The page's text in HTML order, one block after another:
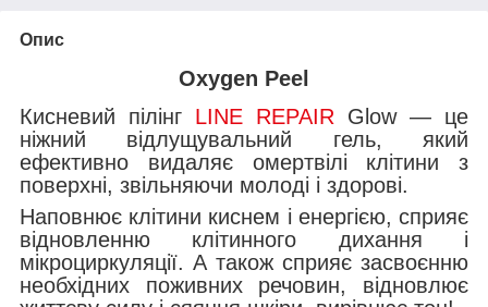
Опис
Oxygen Peel
Кисневий пілінг LINE REPAIR Glow — це
ніжний відлущувальний гель, який
ефективно видаляє омертвілі клітини з
поверхні, звільняючи молоді і здорові.
Наповнює клітини киснем і енергією, сприяє
відновленню клітинного дихання і
мікроциркуляції. А також сприяє засвоєнню
необхідних поживних речовин, відновлює